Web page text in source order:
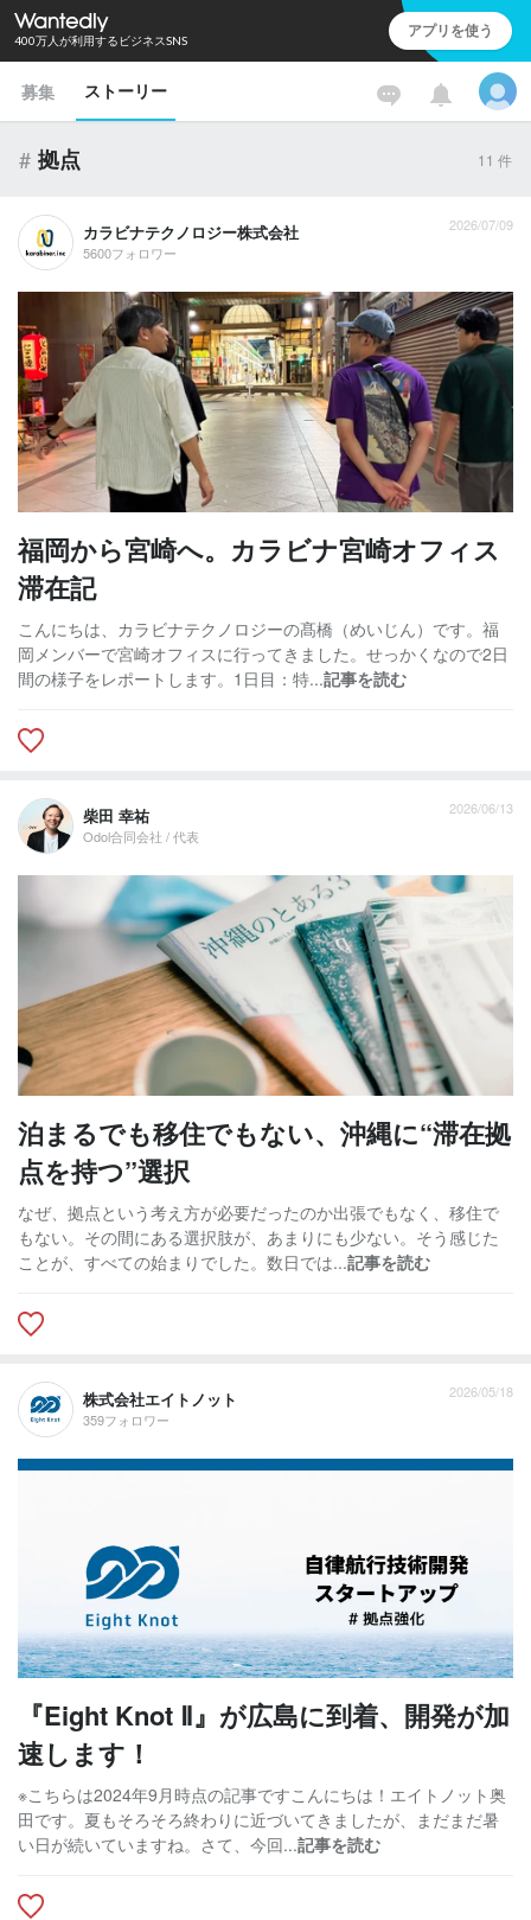
400万人が利用するビジネスSNS アプリを使う
募集 ストーリー
# 拠点 11 件
カラビナテクノロジー株式会社
5600フォロワー
2026/07/09
福岡から宮崎へ。カラビナ宮崎オフィス
滞在記
こんにちは、カラビナテクノロジーの髙橋（めいじん）です。福
岡メンバーで宮崎オフィスに行ってきました。せっかくなので2日
間の様子をレポートします。1日目：特...記事を読む
柴田 幸祐
Odol合同会社 / 代表
2026/06/13
泊まるでも移住でもない、沖縄に“滞在拠
点を持つ”選択
なぜ、拠点という考え方が必要だったのか出張でもなく、移住で
もない。その間にある選択肢が、あまりにも少ない。そう感じた
ことが、すべての始まりでした。数日では...記事を読む
株式会社エイトノット
359フォロワー
2026/05/18
『Eight Knot Ⅱ』が広島に到着、開発が加
速します！
※こちらは2024年9月時点の記事ですこんにちは！エイトノット奥
田です。夏もそろそろ終わりに近づいてきましたが、まだまだ暑
い日が続いていますね。さて、今回...記事を読む